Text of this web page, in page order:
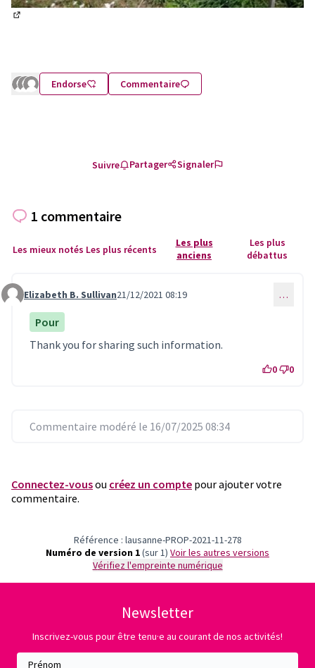
Endorse Commentaire
Suivre Partager Signaler
1 commentaire
Les mieux notés Les plus récents
Les plus
anciens
Les plus
débattus
Commentaire 150
Elizabeth B. Sullivan21/12/2021 08:19 …
Pour
Thank you for sharing such information.
0 0
Commentaire modéré le 16/07/2025 08:34
Connectez-vousou créez un compte pour ajouter votre
commentaire.
Référence : lausanne-PROP-2021-11-278
Numéro de version 1(sur 1)
voir les autres versions
Vérifiez l'empreinte numérique
Newsletter
Inscrivez-vous pour être tenu·e au courant de nos activités!